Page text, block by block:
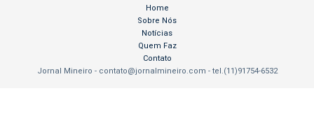
Jornal Mineiro - contato@jornalmineiro.com - tel.(11)91754-6532
Home
Sobre Nós
Notícias
Quem Faz
Contato